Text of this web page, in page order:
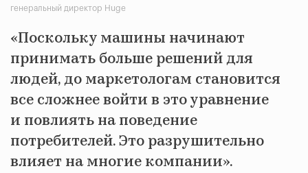
генеральный директор Huge
«Поскольку машины начинают
принимать больше решений для
людей, до маркетологам становится
все сложнее войти в это уравнение
и повлиять на поведение
потребителей. Это разрушительно
влияет на многие компании».